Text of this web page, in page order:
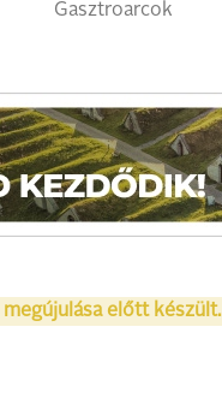
Gasztroarcok
előtt készült.